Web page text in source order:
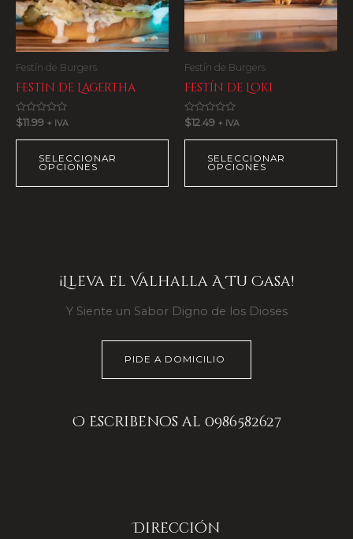
Festín de Burgers
Festin de Lagertha
Rated
0
out
$11.99 + IVA
SELECCIONAR
OPCIONES
Festín de Burgers
Festín de Loki
Rated
0
out
$12.49 + IVA
SELECCIONAR
OPCIONES
¡Lleva el Valhalla A Tu Casa!
Y Siente un Sabor Digno de los Dioses
PIDE A DOMICILIO
O Escribenos al 0986582627
Dirección